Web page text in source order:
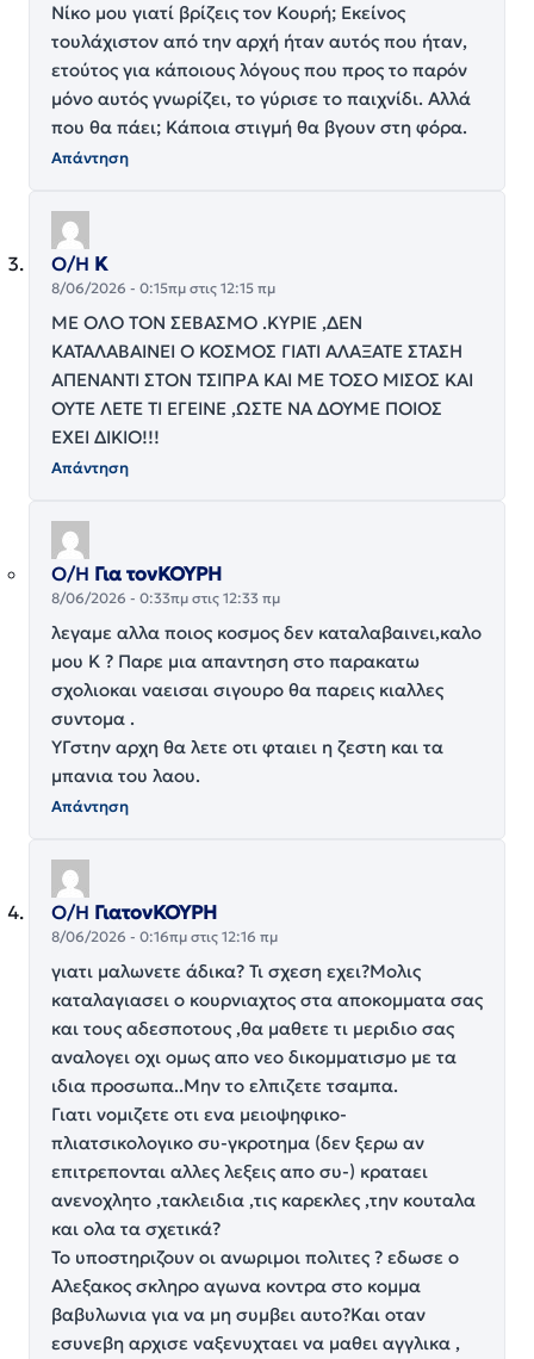
Νίκο μου γιατί βρίζεις τον Κουρή; Εκείνος
τουλάχιστον από την αρχή ήταν αυτός που ήταν,
ετούτος για κάποιους λόγους που προς το παρόν
μόνο αυτός γνωρίζει, το γύρισε το παιχνίδι. Αλλά
που θα πάει; Κάποια στιγμή θα βγουν στη φόρα.
Απάντηση
Ο/Η Κ
8/06/2026 - 0:15πμ στις 12:15 πμ
ΜΕ ΟΛΟ ΤΟΝ ΣΕΒΑΣΜΟ .ΚΥΡΙΕ ,ΔΕΝ
ΚΑΤΑΛΑΒΑΙΝΕΙ Ο ΚΟΣΜΟΣ ΓΙΑΤΙ ΑΛΑΞΑΤΕ ΣΤΑΣΗ
ΑΠΕΝΑΝΤΙ ΣΤΟΝ ΤΣΙΠΡΑ ΚΑΙ ΜΕ ΤΟΣΟ ΜΙΣΟΣ ΚΑΙ
ΟΥΤΕ ΛΕΤΕ ΤΙ ΕΓΕΙΝΕ ,ΩΣΤΕ ΝΑ ΔΟΥΜΕ ΠΟΙΟΣ
ΕΧΕΙ ΔΙΚΙΟ!!!
Απάντηση
Ο/Η Για τονΚΟΥΡΗ
8/06/2026 - 0:33πμ στις 12:33 πμ
λεγαμε αλλα ποιος κοσμος δεν καταλαβαινει,καλο
μου Κ ? Παρε μια απαντηση στο παρακατω
σχολιοκαι ναεισαι σιγουρο θα παρεις κιαλλες
συντομα .
ΥΓστην αρχη θα λετε οτι φταιει η ζεστη και τα
μπανια του λαου.
Απάντηση
Ο/Η ΓιατονΚΟΥΡΗ
8/06/2026 - 0:16πμ στις 12:16 πμ
γιατι μαλωνετε άδικα? Τι σχεση εχει?Μολις
καταλαγιασει ο κουρνιαχτος στα αποκομματα σας
και τους αδεσποτους ,θα μαθετε τι μεριδιο σας
αναλογει οχι ομως απο νεο δικομματισμο με τα
ιδια προσωπα..Μην το ελπιζετε τσαμπα.
Γιατι νομιζετε οτι ενα μειοψηφικο-
πλιατσικολογικο συ-γκροτημα (δεν ξερω αν
επιτρεπονται αλλες λεξεις απο συ-) κραταει
ανενοχλητο ,τακλειδια ,τις καρεκλες ,την κουταλα
και ολα τα σχετικά?
Το υποστηριζουν οι ανωριμοι πολιτες ? εδωσε ο
Αλεξακος σκληρο αγωνα κοντρα στο κομμα
βαβυλωνια για να μη συμβει αυτο?Και οταν
εσυνεβη αρχισε ναξενυχταει να μαθει αγγλικα ,